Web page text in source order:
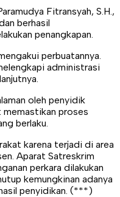
Fitransyah, S.H.,
berhasil
penangkapan.
perbuatannya.
administrasi
oleh penyidik
memastikan proses
berlaku.
karena terjadi di area
Aparat Satreskrim
perkara dilakukan
kemungkinan adanya
penyidikan. (***)